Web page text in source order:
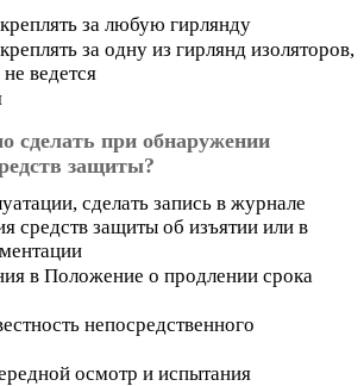
за любую гирлянду
за одну из гирлянд изоляторов,
ведется
сделать при обнаружении
защиты?
сделать запись в журнале
средств защиты об изъятии или в
в Положение о продлении срока
непосредственного
осмотр и испытания